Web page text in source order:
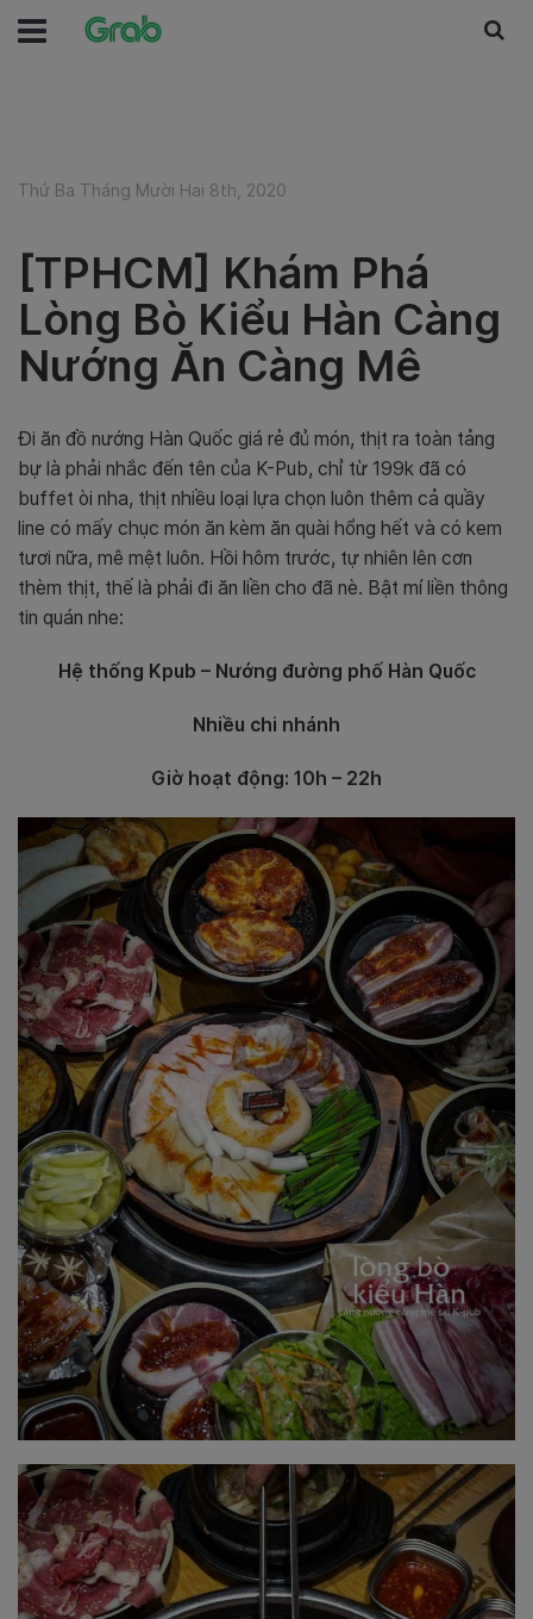
Thứ Ba Tháng Mười Hai 8th, 2020
[TPHCM] Khám Phá
Lòng Bò Kiểu Hàn Càng
Nướng Ăn Càng Mê
Đi ăn đồ nướng Hàn Quốc giá rẻ đủ món, thịt ra toàn tảng
bự là phải nhắc đến tên của K-Pub, chỉ từ 199k đã có
buffet òi nha, thịt nhiều loại lựa chọn luôn thêm cả quầy
line có mấy chục món ăn kèm ăn quài hổng hết và có kem
tươi nữa, mê mệt luôn. Hồi hôm trước, tự nhiên lên cơn
thèm thịt, thế là phải đi ăn liền cho đã nè. Bật mí liền thông
tin quán nhe:
Hệ thống Kpub – Nướng đường phố Hàn Quốc
Nhiều chi nhánh
Giờ hoạt động: 10h – 22h